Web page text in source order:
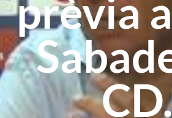
prèvia
CD.